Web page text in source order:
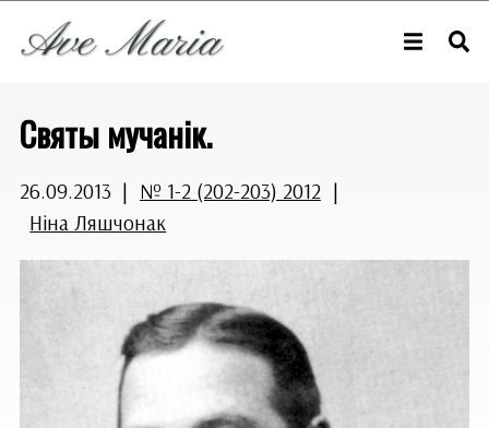
Святы мучанік.
26.09.2013 | № 1-2 (202-203) 2012 |
Ніна Ляшчонак